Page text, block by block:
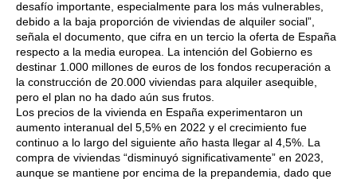
desafío importante, especialmente para los más vulnerables,
debido a la baja proporción de viviendas de alquiler social”,
señala el documento, que cifra en un tercio la oferta de España
respecto a la media europea. La intención del Gobierno es
destinar 1.000 millones de euros de los fondos recuperación a
la construcción de 20.000 viviendas para alquiler asequible,
pero el plan no ha dado aún sus frutos.
Los precios de la vivienda en España experimentaron un
aumento interanual del 5,5% en 2022 y el crecimiento fue
continuo a lo largo del siguiente año hasta llegar al 4,5%. La
compra de viviendas “disminuyó significativamente” en 2023,
aunque se mantiene por encima de la prepandemia, dado que